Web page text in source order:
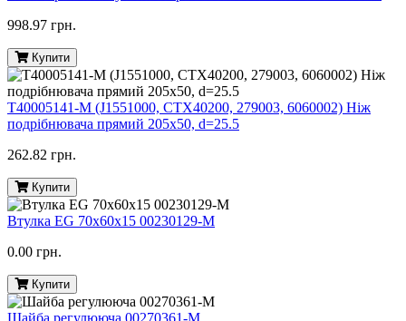
998.97 грн.
Купити
T40005141-M (J1551000, CTX40200, 279003, 6060002) Ніж
подрібнювача прямий 205х50, d=25.5
262.82 грн.
Купити
Втулка EG 70х60х15 00230129-M
0.00 грн.
Купити